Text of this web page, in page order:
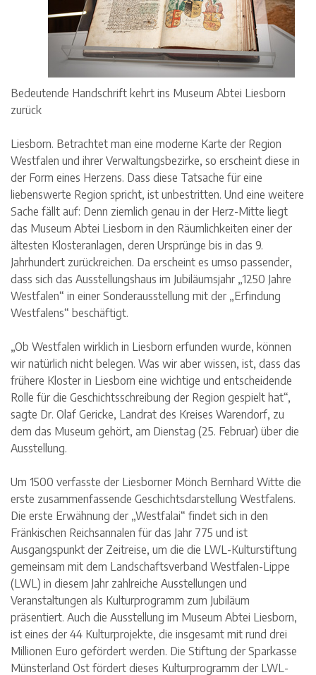
Bedeutende Handschrift kehrt ins Museum Abtei Liesborn
zurück
Liesborn. Betrachtet man eine moderne Karte der Region
Westfalen und ihrer Verwaltungsbezirke, so erscheint diese in
der Form eines Herzens. Dass diese Tatsache für eine
liebenswerte Region spricht, ist unbestritten. Und eine weitere
Sache fällt auf: Denn ziemlich genau in der Herz-Mitte liegt
das Museum Abtei Liesborn in den Räumlichkeiten einer der
ältesten Klosteranlagen, deren Ursprünge bis in das 9.
Jahrhundert zurückreichen. Da erscheint es umso passender,
dass sich das Ausstellungshaus im Jubiläumsjahr „1250 Jahre
Westfalen“ in einer Sonderausstellung mit der „Erfindung
Westfalens“ beschäftigt.
„Ob Westfalen wirklich in Liesborn erfunden wurde, können
wir natürlich nicht belegen. Was wir aber wissen, ist, dass das
frühere Kloster in Liesborn eine wichtige und entscheidende
Rolle für die Geschichtsschreibung der Region gespielt hat“,
sagte Dr. Olaf Gericke, Landrat des Kreises Warendorf, zu
dem das Museum gehört, am Dienstag (25. Februar) über die
Ausstellung.
Um 1500 verfasste der Liesborner Mönch Bernhard Witte die
erste zusammenfassende Geschichtsdarstellung Westfalens.
Die erste Erwähnung der „Westfalai“ findet sich in den
Fränkischen Reichsannalen für das Jahr 775 und ist
Ausgangspunkt der Zeitreise, um die die LWL-Kulturstiftung
gemeinsam mit dem Landschaftsverband Westfalen-Lippe
(LWL) in diesem Jahr zahlreiche Ausstellungen und
Veranstaltungen als Kulturprogramm zum Jubiläum
präsentiert. Auch die Ausstellung im Museum Abtei Liesborn,
ist eines der 44 Kulturprojekte, die insgesamt mit rund drei
Millionen Euro gefördert werden. Die Stiftung der Sparkasse
Münsterland Ost fördert dieses Kulturprogramm der LWL-